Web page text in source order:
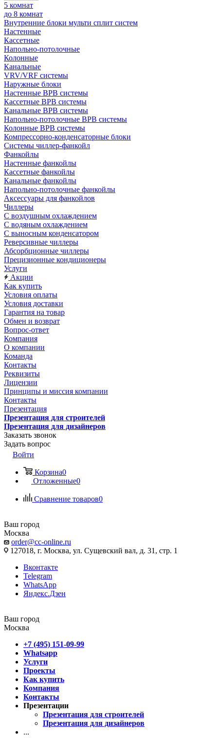
5 комнат
до 8 комнат
Внутренние блоки мульти сплит систем
Настенные
Кассетные
Напольно-потолочные
Колонные
Канальные
VRV/VRF системы
Наружные блоки
Настенные ВРВ системы
Кассетные ВРВ системы
Канальные ВРВ системы
Напольно-потолочные ВРВ системы
Колонные ВРВ системы
Компрессорно-конденсаторные блоки
Системы чиллер-фанкойл
Фанкойлы
Настенные фанкойлы
Кассетные фанкойлы
Канальные фанкойлы
Напольно-потолочные фанкойлы
Аксессуары для фанкойлов
Чиллеры
С воздушным охлаждением
С водяным охлаждением
С выносным конденсатором
Реверсивные чиллеры
Абсорбционные чиллеры
Прецизионные кондиционеры
Услуги
Акции
Как купить
Условия оплаты
Условия доставки
Гарантия на товар
Обмен и возврат
Вопрос-ответ
Компания
О компании
Команда
Контакты
Реквизиты
Лицензии
Принципы и миссия компании
Контакты
Презентация
Презентация для строителей
Презентация для дизайнеров
Заказать звонок
Задать вопрос
Войти
Корзина0
Отложенные0
Сравнение товаров0
Ваш город
Москва
order@cc-online.ru
127018, г. Москва, ул. Сущевский вал, д. 31, стр. 1
Вконтакте
Telegram
WhatsApp
Яндекс.Дзен
Ваш город
Москва
+7 (495) 151-09-99
Whatsapp
Услуги
Проекты
Как купить
Компания
Контакты
Презентации
Презентация для строителей
Презентация для дизайнеров
...